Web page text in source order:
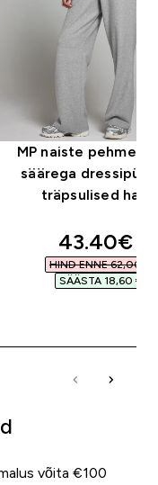
MP naiste pehmed
säärega
träpsulised
43.40€‎
HIND ENNE 62,00 €‎
SÄÄSTA 18,60 €‎
võita €100